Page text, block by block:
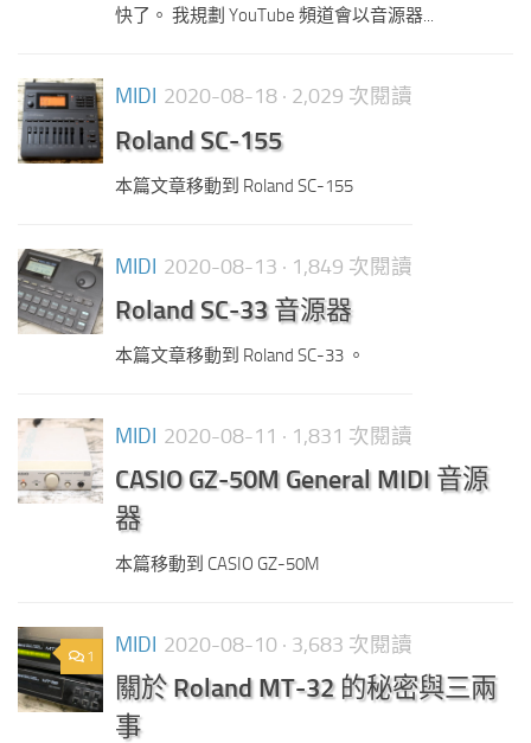
快了。 我規劃 YouTube 頻道會以音源器...
MIDI 2020-08-18 · 2,029 次閱讀
Roland SC-155
本篇文章移動到 Roland SC-155
MIDI 2020-08-13 · 1,849 次閱讀
Roland SC-33 音源器
本篇文章移動到 Roland SC-33 。
MIDI 2020-08-11 · 1,831 次閱讀
CASIO GZ-50M General MIDI 音源
器
本篇移動到 CASIO GZ-50M
1 MIDI 2020-08-10 · 3,683 次閱讀
關於 Roland MT-32 的秘密與三兩
事